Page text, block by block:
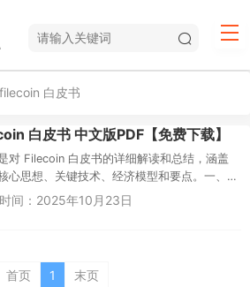
白皮书
白皮书 中文版PDF【免费下载】
对 Filecoin 白皮书的详细解读和总结，涵盖
心思想、关键技术、经济模型和要点。一、
想与要解决的问题Filecoin 的核心理念是：通
间：2025年10月23日
首页 1 末页